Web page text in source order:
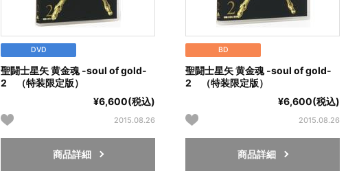
DVD
聖闘士星矢 黄金魂 -soul of gold-
2 （特装限定版）
¥6,600(税込)
2015.08.26
商品詳細
BD
聖闘士星矢 黄金魂 -soul of gold-
2 （特装限定版）
¥6,600(税込)
2015.08.26
商品詳細